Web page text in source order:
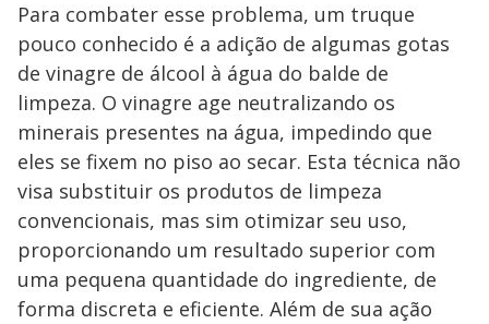
Para combater esse problema, um truque
pouco conhecido é a adição de algumas gotas
de vinagre de álcool à água do balde de
limpeza. O vinagre age neutralizando os
minerais presentes na água, impedindo que
eles se fixem no piso ao secar. Esta técnica não
visa substituir os produtos de limpeza
convencionais, mas sim otimizar seu uso,
proporcionando um resultado superior com
uma pequena quantidade do ingrediente, de
forma discreta e eficiente. Além de sua ação